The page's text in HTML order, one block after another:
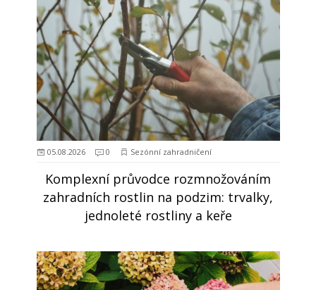
05.08.2026 0 Sezónní zahradničení
Komplexní průvodce rozmnožováním
zahradních rostlin na podzim: trvalky,
jednoleté rostliny a keře